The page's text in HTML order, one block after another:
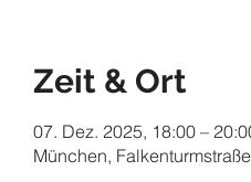
Zeit & Ort
07. Dez. 2025, 18:00 –
München,